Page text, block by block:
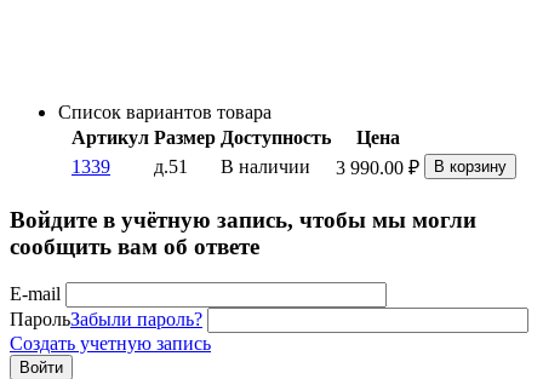
Список вариантов товара
Артикул Размер Доступность
Цена
1339
д.51 В наличии 3 990.00 ₽ В корзину
Войдите в учётную запись, чтобы мы могли
сообщить вам об ответе
E-mail
ПарольЗабыли пароль?
Создать учетную запись
Войти